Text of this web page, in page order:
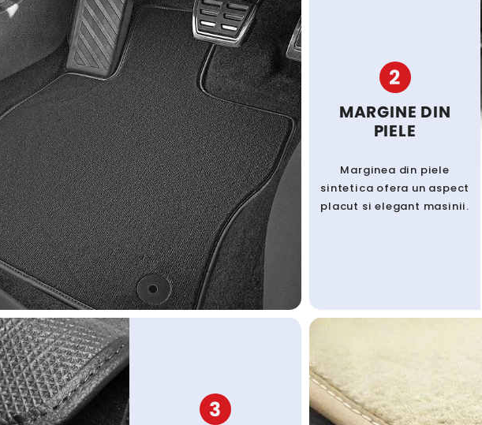
2
MARGINE DIN
PIELE
Marginea din piele
sintetica ofera un aspect
placut si elegant masinii.
3